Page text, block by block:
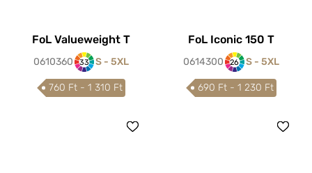
FoL Valueweight T
0610360 33 S - 5XL
760 Ft - 1 310 Ft
FoL Iconic 150 T
0614300 26 S - 5XL
690 Ft - 1 230 Ft